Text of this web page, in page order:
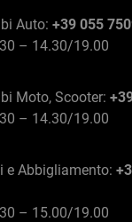
Auto: +39 055
– 14.30/19.00
Moto, Scooter:
– 14.30/19.00
e Abbigliamento:
– 15.00/19.00